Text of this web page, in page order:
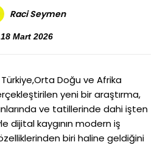
Raci Seymen
18 Mart 2026
Doğu ve Afrika
yeni bir araştırma,
ve tatillerinde dahi işten
dijital kaygının modern iş
biri haline geldiğini